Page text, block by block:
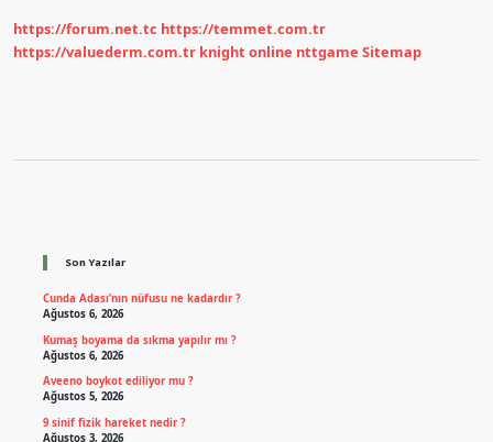
https://forum.net.tc https://temmet.com.tr
https://valuederm.com.tr knight online nttgame Sitemap
Son Yazılar
Cunda Adası’nın nüfusu ne kadardır ?
Ağustos 6, 2026
Kumaş boyama da sıkma yapılır mı ?
Ağustos 6, 2026
Aveeno boykot ediliyor mu ?
Ağustos 5, 2026
9 sinif fizik hareket nedir ?
Ağustos 3, 2026